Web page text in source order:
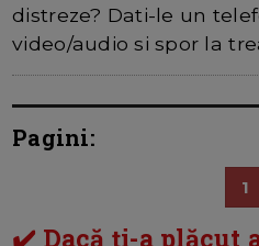
distreze? Dati-le un
video/audio si spor la
Pagini:
1
✔️ Dacă ți-a plăcut